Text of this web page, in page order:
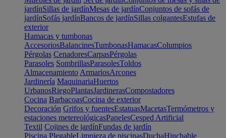
jardínSillas de jardínMesas de jardínConjuntos de sofás de
jardínSofás jardínBancos de jardínSillas colgantesEstufas de
exterior
Hamacas y tumbonas
AccesoriosBalancinesTumbonasHamacasColumpios
Pérgolas CenadoresCarpasPérgolas
Parasoles SombrillasParasolesToldos
Almacenamiento ArmariosArcones
Jardinería MaquinariaHuertos
UrbanosRiegoPlantasJardinerasCompostadores
Cocina BarbacoasCocina de exterior
Decoración Grifos y fuentesEstatuasMacetasTermómetros y
estaciones metereológicasPanelesCesped Artificial
Textil Cojines de jardínFundas de jardín
Piscina PlegableLimpieza de piscinasDuchaHinchable